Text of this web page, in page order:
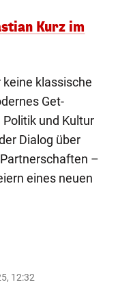
Kurz im
klassische
Get-
und Kultur
Dialog über
–
eines neuen
12:32